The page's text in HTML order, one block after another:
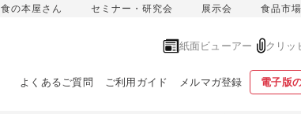
食の本屋さん セミナー・研究会 展示会 食品市
紙面ビューアー クリッ
よくあるご質問 ご利用ガイド メルマガ登録 電子版